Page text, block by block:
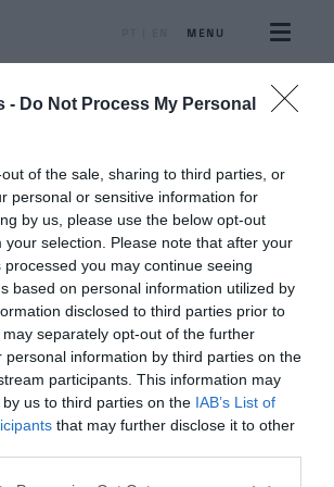
- Do Not Process My Personal
of the sale, sharing to third parties, or
personal or sensitive information for
by us, please use the below opt-out
your selection. Please note that after your
you may continue seeing
based on personal information utilized by
disclosed to third parties prior to
separately opt-out of the further
personal information by third parties on the
participants. This information may
us to third parties on the IAB’s List of
that may further disclose it to other
MENU
TTIG
and conditions